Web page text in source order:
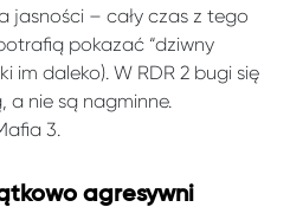
jasności – cały czas z tego
pokazać “dziwny
im daleko). W RDR 2 bugi się
nie są nagminne.
3.
agresywni